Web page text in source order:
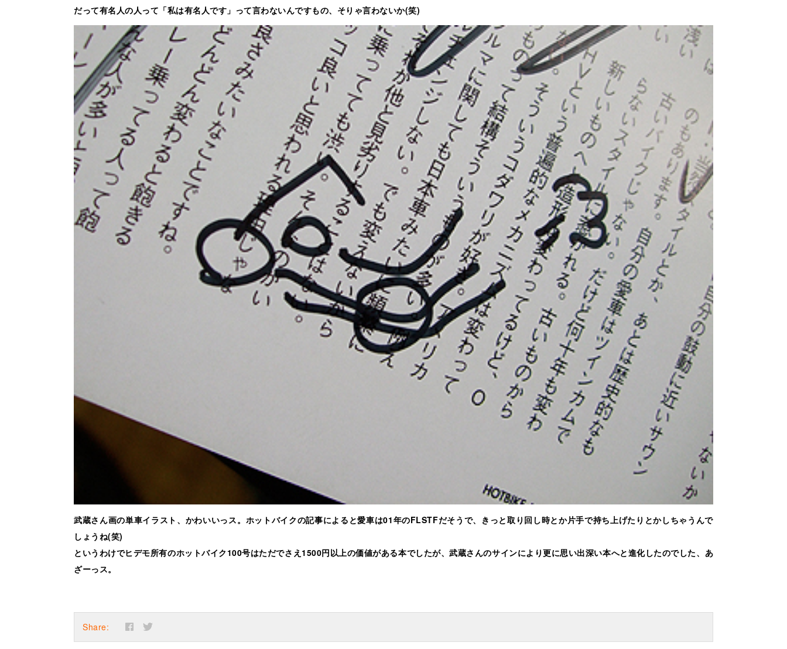
だって有名人の人って「私は有名人です」って言わないんですもの、そりゃ言わないか(笑)
武蔵さん画の単車イラスト、かわいいっス。ホットバイクの記事によると愛車は01年のFLSTFだそうで、きっと取り回し時とか片手で持ち上げたりとかしちゃうんで
しょうね(笑)
というわけでヒデモ所有のホットバイク100号はただでさえ1500円以上の価値がある本でしたが、武蔵さんのサインにより更に思い出深い本へと進化したのでした、あ
ざーっス。
Share: